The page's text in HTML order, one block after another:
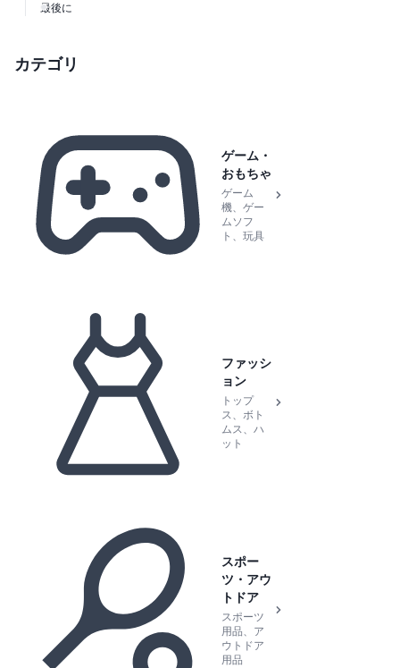
最後に
カテゴリ
ゲーム・
おもちゃ
ゲーム
機、ゲー
ムソフ
ト、玩具
ファッシ
ョン
トップ
ス、ボト
ムス、ハ
ット
スポー
ツ・アウ
トドア
スポーツ
用品、ア
ウトドア
用品